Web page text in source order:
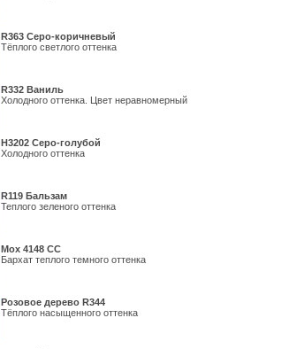
R363 Серо-коричневый
Тёплого светлого оттенка
R332 Ваниль
Холодного оттенка. Цвет неравномерный
Н3202 Серо-голубой
Холодного оттенка
R119 Бальзам
Теплого зеленого оттенка
Мох 4148 СС
Бархат теплого темного оттенка
Розовое дерево R344
Тёплого насыщенного оттенка